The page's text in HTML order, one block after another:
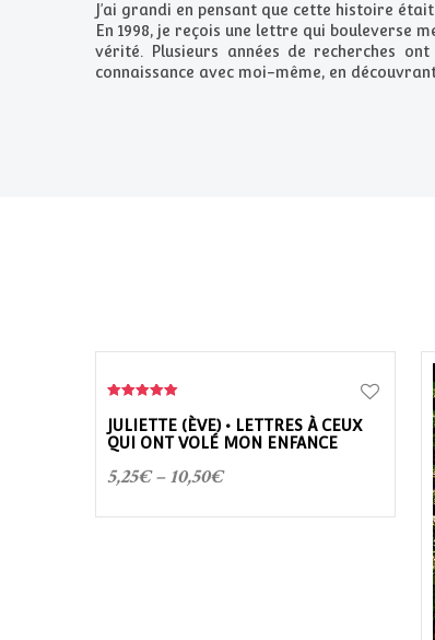
J’ai grandi en pensant que cette histoire
En 1998, je reçois une lettre qui bouleverse
vérité. Plusieurs années de recherches
connaissance avec moi-même, en
out of 5
JULIETTE (ÈVE) • LETTRES À CEUX
QUI ONT VOLÉ MON ENFANCE
5,25€–10,50€